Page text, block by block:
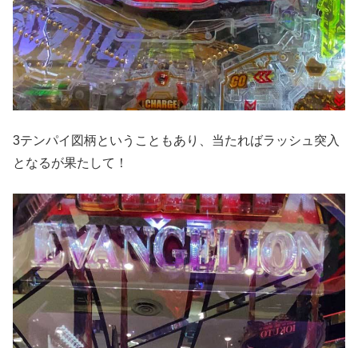
3テンパイ図柄ということもあり、当たればラッシュ突入
となるが果たして！